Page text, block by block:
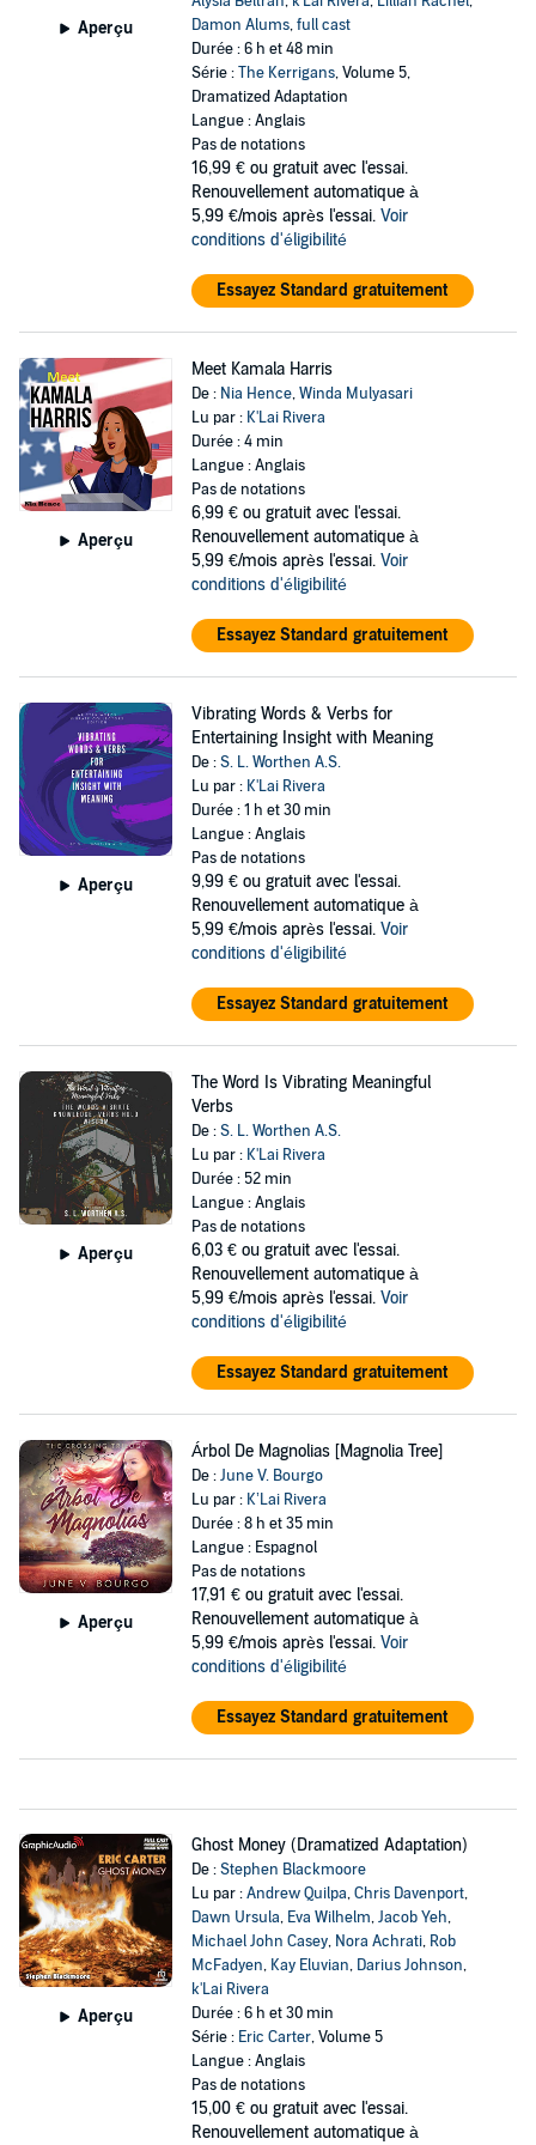
Aperçu
Damon Alums,full cast
Durée : 6 h et 48 min
Série :The Kerrigans, Volume 5,
Dramatized Adaptation
Langue : Anglais
Pas de notations
16,99 € ou gratuit avec l'essai.
Renouvellement automatique à
5,99 €/mois après l'essai. Voir
conditions d'éligibilité
Essayez Standard gratuitement
Aperçu
Meet Kamala Harris
De : Nia Hence,Winda Mulyasari
Lu par : K'Lai Rivera
Durée : 4 min
Langue : Anglais
Pas de notations
6,99 € ou gratuit avec l'essai.
Renouvellement automatique à
5,99 €/mois après l'essai. Voir
conditions d'éligibilité
Essayez Standard gratuitement
Aperçu
Vibrating Words & Verbs for
Entertaining Insight with Meaning
De :S. L. Worthen A.S.
Lu par : K'Lai Rivera
Durée : 1 h et 30 min
Langue : Anglais
Pas de notations
9,99 € ou gratuit avec l'essai.
Renouvellement automatique à
5,99 €/mois après l'essai. Voir
conditions d'éligibilité
Essayez Standard gratuitement
Aperçu
The Word Is Vibrating Meaningful
Verbs
De :S. L. Worthen A.S.
Lu par : K'Lai Rivera
Durée : 52 min
Langue : Anglais
Pas de notations
6,03 € ou gratuit avec l'essai.
Renouvellement automatique à
5,99 €/mois après l'essai. Voir
conditions d'éligibilité
Essayez Standard gratuitement
Aperçu
Árbol De Magnolias [Magnolia Tree]
De :June V. Bourgo
Lu par : K’Lai Rivera
Durée : 8 h et 35 min
Langue : Espagnol
Pas de notations
17,91 € ou gratuit avec l'essai.
Renouvellement automatique à
5,99 €/mois après l'essai. Voir
conditions d'éligibilité
Essayez Standard gratuitement
Aperçu
Ghost Money (Dramatized Adaptation)
De :Stephen Blackmoore
Lu par :Andrew Quilpa,Chris Davenport,
Dawn Ursula, Eva Wilhelm,Jacob Yeh,
Michael John Casey, Nora Achrati, Rob
McFadyen, Kay Eluvian, Darius Johnson,
k'Lai Rivera
Durée : 6 h et 30 min
Série : Eric Carter, Volume 5
Langue : Anglais
Pas de notations
15,00 € ou gratuit avec l'essai.
Renouvellement automatique à